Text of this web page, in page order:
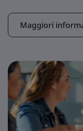
Maggiori